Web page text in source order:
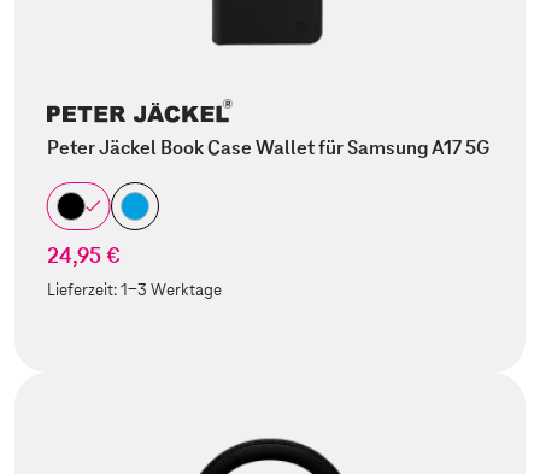
Peter Jäckel Book Case Wallet für Samsung A17 5G
24,95 €
Lieferzeit:1-3 Werktage